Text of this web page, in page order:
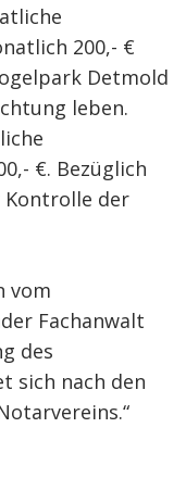
200,- €
Detmold
leben.
€. Bezüglich
Kontrolle der
vom
Fachanwalt
des
sich nach den